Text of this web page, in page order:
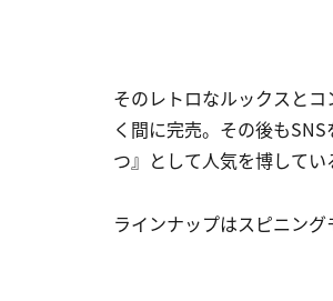
そのレトロなルックスと
く間に完売。その後も
つ』として人気を博してい
ラインナップはスピニン